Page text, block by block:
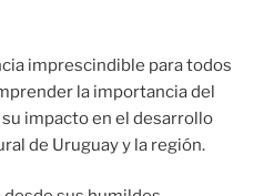
imprescindible para todos
la importancia del
impacto en el desarrollo
de Uruguay y la región.